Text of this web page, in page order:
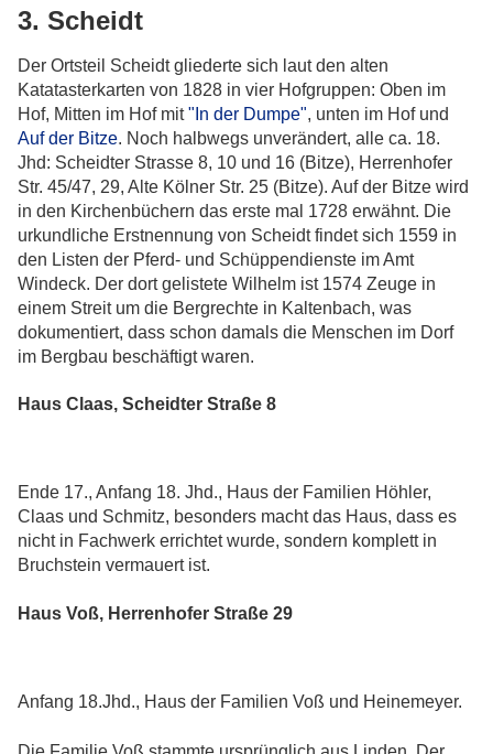
3. Scheidt
Der Ortsteil Scheidt gliederte sich laut den alten
Katatasterkarten von 1828 in vier Hofgruppen: Oben im
Hof, Mitten im Hof mit"In der Dumpe", unten im Hof und
Auf der Bitze. Noch halbwegs unverändert, alle ca. 18.
Jhd: Scheidter Strasse 8, 10 und 16 (Bitze), Herrenhofer
Str. 45/47, 29, Alte Kölner Str. 25 (Bitze). Auf der Bitze wird
in den Kirchenbüchern das erste mal 1728 erwähnt. Die
urkundliche Erstnennung von Scheidt findet sich 1559 in
den Listen der Pferd- und Schüppendienste im Amt
Windeck. Der dort gelistete Wilhelm ist 1574 Zeuge in
einem Streit um die Bergrechte in Kaltenbach, was
dokumentiert, dass schon damals die Menschen im Dorf
im Bergbau beschäftigt waren.
Haus Claas, Scheidter Straße 8
Ende 17., Anfang 18. Jhd., Haus der Familien Höhler,
Claas und Schmitz, besonders macht das Haus, dass es
nicht in Fachwerk errichtet wurde, sondern komplett in
Bruchstein vermauert ist.
Haus Voß, Herrenhofer Straße 29
Anfang 18.Jhd., Haus der Familien Voß und Heinemeyer.